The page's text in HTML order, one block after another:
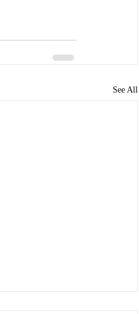
See All